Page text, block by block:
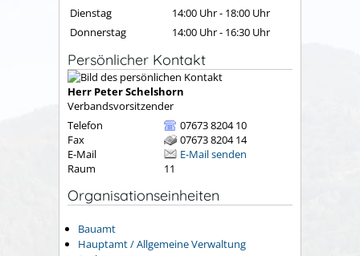
Dienstag
14:00 Uhr- 18:00 Uhr
Donnerstag
14:00 Uhr- 16:30 Uhr
Persönlicher Kontakt
Herr PeterSchelshorn
Verbandsvorsitzender
Telefon
07673 8204 10
Fax
07673 8204 14
E-Mail
E-Mail senden
Raum
11
Organisationseinheiten
Bauamt
Hauptamt / Allgemeine Verwaltung